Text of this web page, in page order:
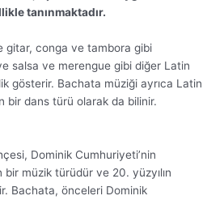
tanınmaktadır.
gitar, conga ve tambora gibi
salsa ve merengue gibi diğer Latin
gösterir. Bachata müziği ayrıca Latin
bir dans türü olarak da bilinir.
Dominik Cumhuriyeti’nin
müzik türüdür ve 20. yüzyılın
Bachata, önceleri Dominik